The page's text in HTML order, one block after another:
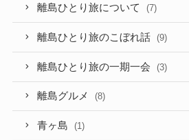
離島ひとり旅について (7)
離島ひとり旅のこぼれ話 (9)
離島ひとり旅の一期一会 (3)
離島グルメ (8)
青ヶ島 (1)